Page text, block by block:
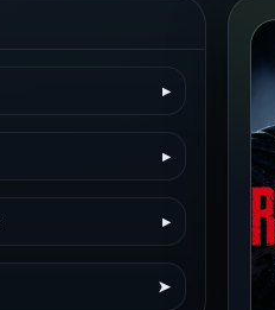
▸
▸
▸
➤